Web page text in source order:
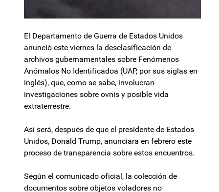
El Departamento de Guerra de Estados Unidos
anunció este viernes la desclasificación de
archivos gubernamentales sobre Fenómenos
Anómalos No Identificadoa (UAP, por sus siglas en
inglés), que, como se sabe, involucran
investigaciones sobre ovnis y posible vida
extraterrestre.
Así será, después de que el presidente de Estados
Unidos, Donald Trump, anunciara en febrero este
proceso de transparencia sobre estos encuentros.
Según el comunicado oficial, la colección de
documentos sobre objetos voladores no